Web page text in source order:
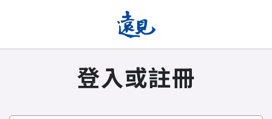
登入或註冊